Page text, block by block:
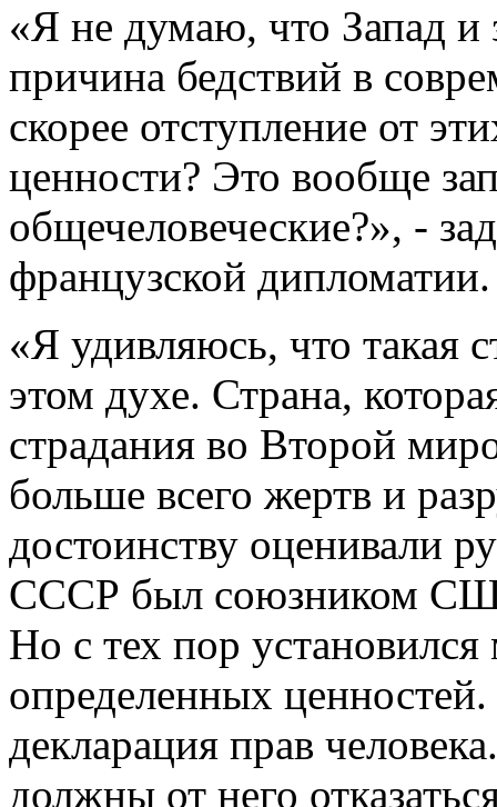
«Я не думаю, что Запад
причина бедствий в
скорее отступление от
ценности? Это вообще
общечеловеческие?», -
французской дипломатии.
«Я удивляюсь, что такая
этом духе. Страна,
страдания во Второй
больше всего жертв и
достоинству оценивали
СССР был союзником
Но с тех пор
определенных
декларация прав
должны от него